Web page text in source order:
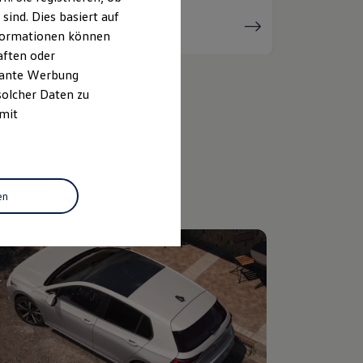
Serviceanfrage
stellen
Dies basiert auf
können
oder
Werbung
Daten zu